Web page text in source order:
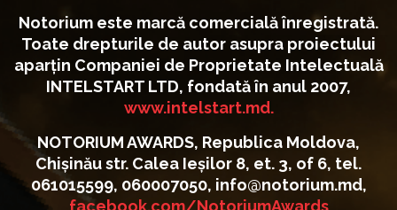
Notorium este marcă comercială înregistrată.
Toate drepturile de autor asupra proiectului
aparțin Companiei de Proprietate Intelectuală
INTELSTART LTD, fondată în anul 2007,
www.intelstart.md.
NOTORIUM AWARDS, Republica Moldova,
Chișinău str. Calea Ieșilor 8, et. 3, of 6, tel.
061015599, 060007050, info@notorium.md,
facebook.com/NotoriumAwards